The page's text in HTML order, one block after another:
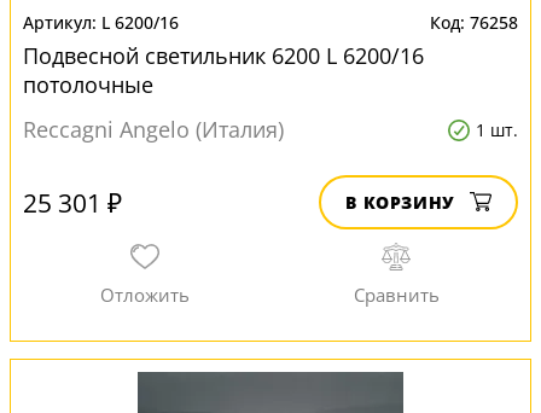
L 6200/16 76258
Подвесной светильник 6200 L 6200/16
потолочные
Reccagni Angelo (Италия)
1 шт.
25 301 ₽ В КОРЗИНУ